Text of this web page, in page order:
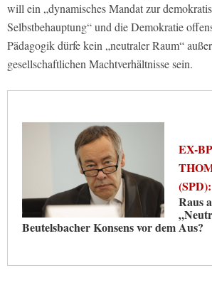
will ein „dynamisches Mandat zur
Selbstbehauptung“ und die Demokratie
Pädagogik dürfe kein „neutraler Raum“
gesellschaftlichen Machtverhältnisse sein.
EX-
(SPD):
Raus
Beutelsbacher Konsens vor dem Aus?